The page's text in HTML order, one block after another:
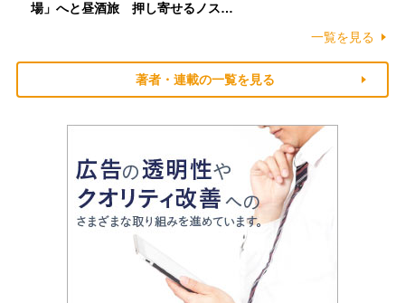
場」へと昼酒旅 押し寄せるノス…
一覧を見る
著者・連載の一覧を見る